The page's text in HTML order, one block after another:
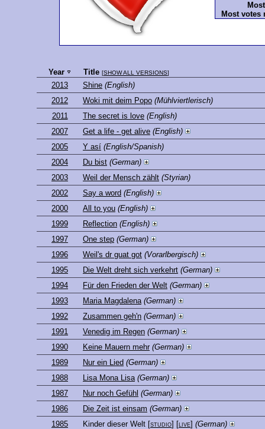
Most votes
Year Title [SHOW ALL VERSIONS]
2013 Shine (English)
2012
Woki mit deim Popo (Mühlviertlerisch)
2011
The secret is love (English)
2007
Get a life - get alive (English)
2005
Y así (English/Spanish)
2004
Du bist (German)
2003
Weil der Mensch zählt (Styrian)
2002
Say a word (English)
2000
All to you (English)
1999
Reflection (English)
1997
One step (German)
1996
Weil's dr guat got (Vorarlbergisch)
1995
Die Welt dreht sich verkehrt (German)
1994
Für den Frieden der Welt (German)
1993
Maria Magdalena (German)
1992
Zusammen geh'n (German)
1991
Venedig im Regen (German)
1990
Keine Mauern mehr (German)
1989
Nur ein Lied (German)
1988
Lisa Mona Lisa (German)
1987
Nur noch Gefühl (German)
1986
Die Zeit ist einsam (German)
1985
Kinder dieser Welt [studio] [live] (German)